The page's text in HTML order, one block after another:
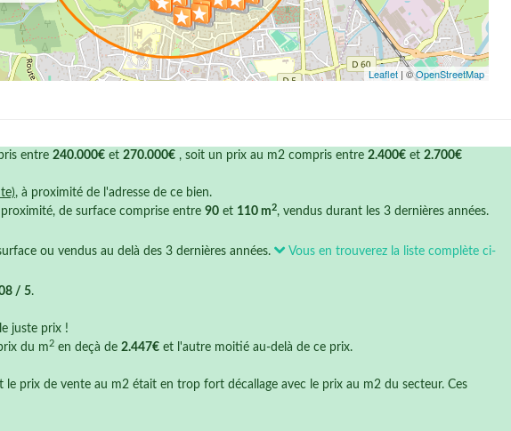
Leaflet | ©OpenStreetMap
entre 240.000€ et 270.000€ , soit un prix au m2 compris entre 2.400€ et 2.700€
, à proximité de l'adresse de ce bien.
de surface comprise entre 90 et 110 m2, vendus durant les 3 dernières années.
ou vendus au delà des 3 dernières années.
Vous en trouverez la liste complète ci-
/ 5.
juste prix !
du m2 en deçà de 2.447€ et l'autre moitié au-delà de ce prix.
prix de vente au m2 était en trop fort décallage avec le prix au m2 du secteur. Ces